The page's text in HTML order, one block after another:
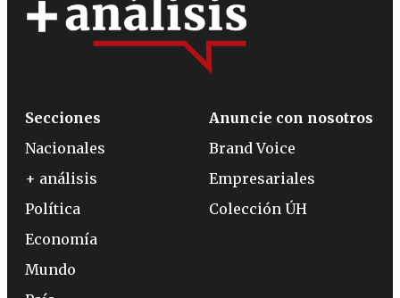
Secciones
Nacionales
+ análisis
Política
Economía
Mundo
Anuncie con nosotros
Brand Voice
Empresariales
Colección ÚH